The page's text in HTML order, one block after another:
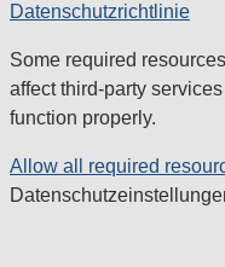
Datenschutzrichtlinie
Some required
affect third-party
function properly.
Allow all required